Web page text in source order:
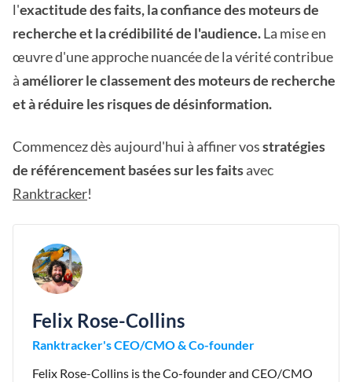
l'exactitude des faits, la confiance des moteurs de
recherche et la crédibilité de l'audience.La mise en
œuvre d'une approche nuancée de la vérité contribue
àaméliorer le classement des moteurs de recherche
et à réduire les risques de désinformation.
Commencez dès aujourd'hui à affiner vosstratégies
de référencement basées sur les faitsavec
Ranktracker!
Felix Rose-Collins
Ranktracker's CEO/CMO & Co-founder
Felix Rose-Collins is the Co-founder and CEO/CMO